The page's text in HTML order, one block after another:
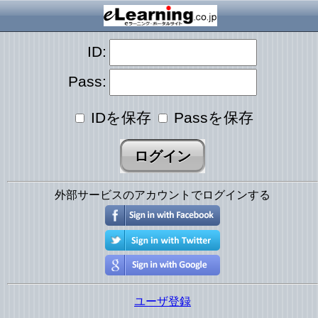
ID:
Pass:
IDを保存 Passを保存
外部サービスのアカウントでログインする
ユーザ登録